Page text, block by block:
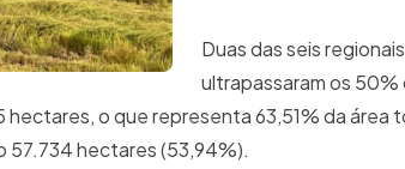
Duas das seis
ultrapassaram os 50%
o que representa 63,51% da área
57.734 hectares (53,94%).